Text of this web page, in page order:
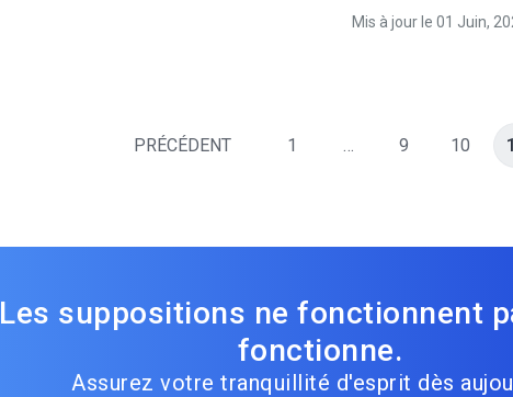
Mis à jour le 01 Juin,
PRÉCÉDENT 1 … 9 10
Les suppositions ne fonctionnent
fonctionne.
Assurez votre tranquillité d'esprit dès